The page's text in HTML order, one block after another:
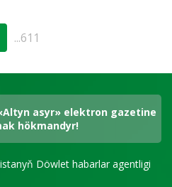
...611
asyr» elektron gazetine
hökmandyr!
Döwlet habarlar agentligi